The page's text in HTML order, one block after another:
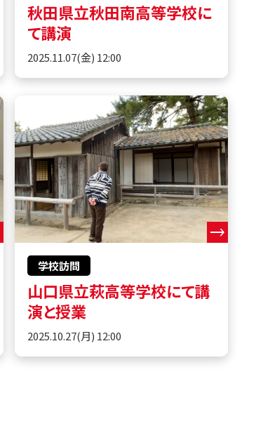
秋田県立秋田南高等学校に
て講演
2025.11.07(金) 12:00
学校訪問
山口県立萩高等学校にて講
演と授業
2025.10.27(月) 12:00